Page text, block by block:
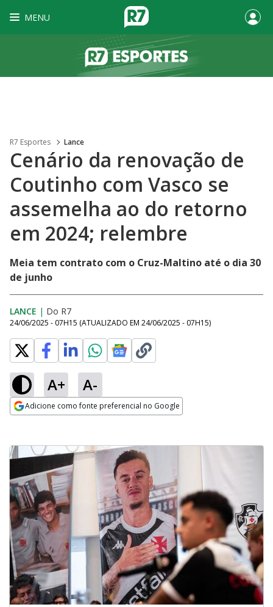
MENU
R7 Esportes Lance
Cenário da renovação de
Coutinho com Vasco se
assemelha ao do retorno
em 2024; relembre
Meia tem contrato com o Cruz-Maltino até o dia 30
de junho
LANCE | Do R7
24/06/2025 - 07H15 (ATUALIZADO EM 24/06/2025 - 07H15)
A+ A-
Adicione como fonte preferencial no Google